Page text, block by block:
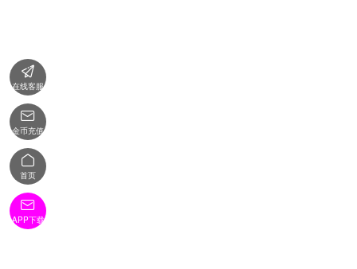

在线客服

金币充值

首页

APP下载